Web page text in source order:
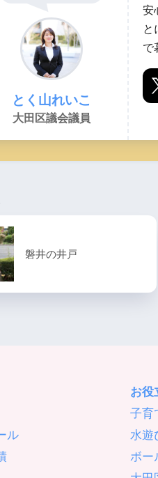
とく山れいこ
大田区議会議員
安
と
で
磐井の井戸
ル
お役
子育
水遊
ボー